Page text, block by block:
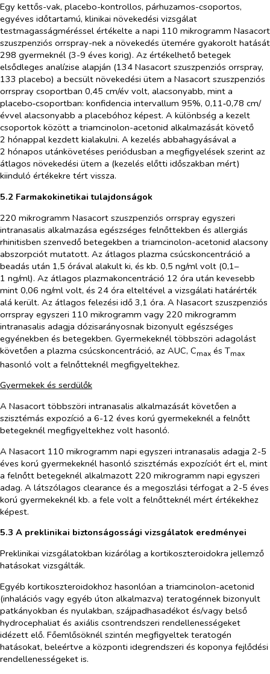
Egy kettős-vak, placebo-kontrollos, párhuzamos-csoportos,
egyéves időtartamú, klinikai növekedési vizsgálat
testmagasságméréssel értékelte a napi 110 mikrogramm Nasacort
szuszpenziós orrspray-nek a növekedés ütemére gyakorolt hatását
298 gyermeknél (3-9 éves korig). Az értékelhető betegek
elsődleges analízise alapján (134 Nasacort szuszpenziós orrspray,
133 placebo) a becsült növekedési ütem a Nasacort szuszpenziós
orrspray csoportban 0,45 cm/év volt, alacsonyabb, mint a
placebo‑csoportban: konfidencia intervallum 95%, 0,11‑0,78 cm/
évvel alacsonyabb a placebóhoz képest. A különbség a kezelt
csoportok között a triamcinolon-acetonid alkalmazását követő
2 hónappal kezdett kialakulni. A kezelés abbahagyásával a
2 hónapos utánkövetéses periódusban a megfigyelések szerint az
átlagos növekedési ütem a (kezelés előtti időszakban mért)
kiinduló értékekre tért vissza.
5.2 Farmakokinetikai tulajdonságok
220 mikrogramm Nasacort szuszpenziós orrspray egyszeri
intranasalis alkalmazása egészséges felnőttekben és allergiás
rhinitisben szenvedő betegekben a triamcinolon-acetonid alacsony
abszorpciót mutatott. Az átlagos plazma csúcskoncentráció a
beadás után 1,5 órával alakult ki, és kb. 0,5 ng/ml volt (0,1–
1 ng/ml). Az átlagos plazmakoncentráció 12 óra után kevesebb
mint 0,06 ng/ml volt, és 24 óra elteltével a vizsgálati határérték
alá került. Az átlagos felezési idő 3,1 óra. A Nasacort szuszpenziós
orrspray egyszeri 110 mikrogramm vagy 220 mikrogramm
intranasalis adagja dózisarányosnak bizonyult egészséges
egyénekben és betegekben. Gyermekeknél többszöri adagolást
követően a plazma csúcskoncentráció, az AUC, Cmax és Tmax
hasonló volt a felnőtteknél megfigyeltekhez.
Gyermekek és serdülők
A Nasacort többszöri intranasalis alkalmazását követően a
szisztémás expozíció a 6-12 éves korú gyermekeknél a felnőtt
betegeknél megfigyeltekhez volt hasonló.
A Nasacort 110 mikrogramm napi egyszeri intranasalis adagja 2-5
éves korú gyermekeknél hasonló szisztémás expozíciót ért el, mint
a felnőtt betegeknél alkalmazott 220 mikrogramm napi egyszeri
adag. A látszólagos clearance és a megoszlási térfogat a 2-5 éves
korú gyermekeknél kb. a fele volt a felnőtteknél mért értékekhez
képest.
5.3 A preklinikai biztonságossági vizsgálatok eredményei
Preklinikai vizsgálatokban kizárólag a kortikoszteroidokra jellemző
hatásokat vizsgálták.
Egyéb kortikoszteroidokhoz hasonlóan a triamcinolon-acetonid
(inhalációs vagy egyéb úton alkalmazva) teratogénnek bizonyult
patkányokban és nyulakban, szájpadhasadékot és/vagy belső
hydrocephaliat és axiális csontrendszeri rendellenességeket
idézett elő. Főemlősöknél szintén megfigyeltek teratogén
hatásokat, beleértve a központi idegrendszeri és koponya fejlődési
rendellenességeket is.